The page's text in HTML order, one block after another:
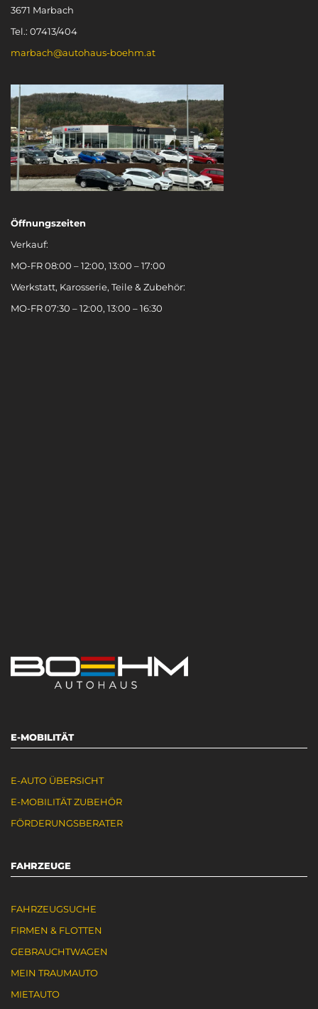
3671 Marbach
Tel.: 07413/404
marbach@autohaus-boehm.at
Öffnungszeiten
Verkauf:
MO-FR 08:00 – 12:00, 13:00 – 17:00
Werkstatt, Karosserie, Teile & Zubehör:
MO-FR 07:30 – 12:00, 13:00 – 16:30
E-MOBILITÄT
E-AUTO ÜBERSICHT
E-MOBILITÄT ZUBEHÖR
FÖRDERUNGSBERATER
FAHRZEUGE
FAHRZEUGSUCHE
FIRMEN & FLOTTEN
GEBRAUCHTWAGEN
MEIN TRAUMAUTO
MIETAUTO